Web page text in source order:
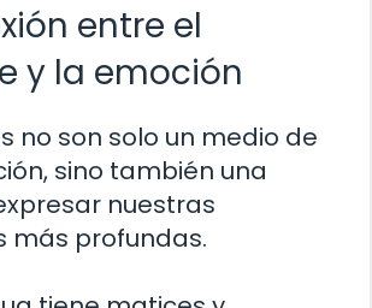
entre el
y la emoción
no son solo un medio de
sino también una
nuestras
más profundas.